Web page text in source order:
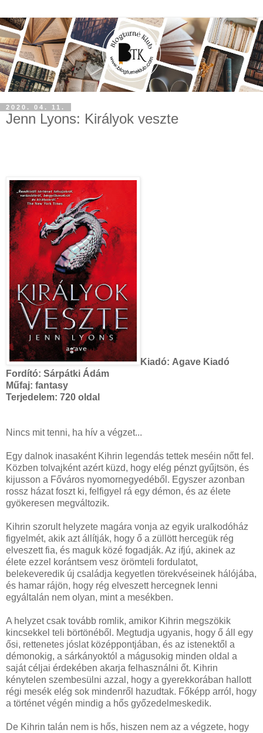
2020. 04. 11.
Jenn Lyons: Királyok veszte
Kiadó: Agave Kiadó
Fordító: Sárpátki Ádám
Műfaj: fantasy
Terjedelem: 720 oldal
Nincs mit tenni, ha hív a végzet...
Egy dalnok inasaként Kihrin legendás tettek meséin nőtt fel.
Közben tolvajként azért küzd, hogy elég pénzt gyűjtsön, és
kijusson a Főváros nyomornegyedéből. Egyszer azonban
rossz házat foszt ki, felfigyel rá egy démon, és az élete
gyökeresen megváltozik.
Kihrin szorult helyzete magára vonja az egyik uralkodóház
figyelmét, akik azt állítják, hogy ő a züllött hercegük rég
elveszett fia, és maguk közé fogadják. Az ifjú, akinek az
élete ezzel korántsem vesz örömteli fordulatot,
belekeveredik új családja kegyetlen törekvéseinek hálójába,
és hamar rájön, hogy rég elveszett hercegnek lenni
egyáltalán nem olyan, mint a mesékben.
A helyzet csak tovább romlik, amikor Kihrin megszökik
kincsekkel teli börtönéből. Megtudja ugyanis, hogy ő áll egy
ősi, rettenetes jóslat középpontjában, és az istenektől a
démonokig, a sárkányoktól a mágusokig minden oldal a
saját céljai érdekében akarja felhasználni őt. Kihrin
kénytelen szembesülni azzal, hogy a gyerekkorában hallott
régi mesék elég sok mindenről hazudtak. Főképp arról, hogy
a történet végén mindig a hős győzedelmeskedik.
De Kihrin talán nem is hős, hiszen nem az a végzete, hogy